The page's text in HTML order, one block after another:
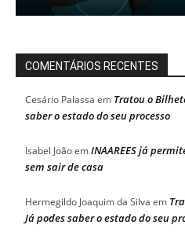
COMENTÁRIOS RECENTES
Cesário Palassa em Tratou o
saber o estado do seu processo
Isabel JoãoemINAAREES já
sem sair de casa
Hermegildo Joaquim da Silva em
Já podes saber o estado do seu